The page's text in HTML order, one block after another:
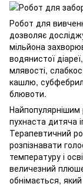
Робот для
дозволяє
мільйона
водянистої
млявості,
кашлю,
блювоти.
Найпопулярнішим
пухнаста дитяча
Терапевтичний
розпізнавати
температуру і
величезний
обнімається,